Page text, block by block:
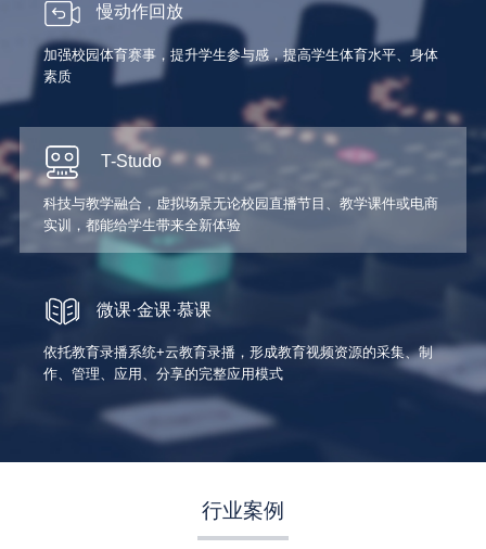
慢动作回放
加强校园体育赛事，提升学生参与感，提高学生体育水平、身体
素质
T-Studo
科技与教学融合，虚拟场景无论校园直播节目、教学课件或电商
实训，都能给学生带来全新体验
微课·金课·慕课
依托教育录播系统+云教育录播，形成教育视频资源的采集、制
作、管理、应用、分享的完整应用模式
行业案例